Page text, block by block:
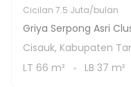
Cicilan 7.5 Juta/bulan
Griya Serpong Asri
Cisauk, Kabupaten
LT 66 m² LB 37 m²